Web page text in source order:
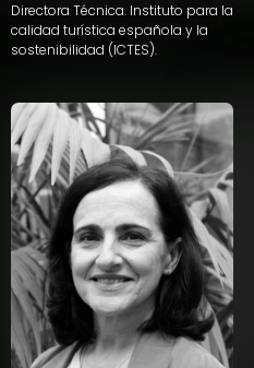
Directora Técnica. Instituto para la
calidad turística española y la
sostenibilidad (ICTES).